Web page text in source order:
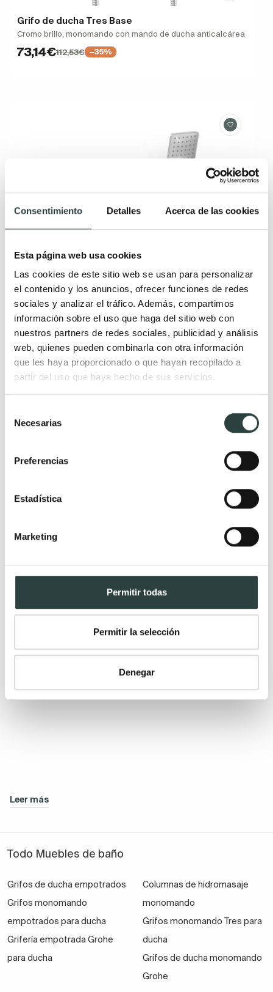
Consentimiento Detalles Acerca de las cookies
Esta página web usa cookies
Las cookies de este sitio web se usan para personalizar
el contenido y los anuncios, ofrecer funciones de redes
sociales y analizar el tráfico. Además, compartimos
información sobre el uso que haga del sitio web con
nuestros partners de redes sociales, publicidad y análisis
web, quienes pueden combinarla con otra información
que les haya proporcionado o que hayan recopilado a
partir del uso que haya hecho de sus servicios.
Necesarias
Preferencias
Estadística
Marketing
Permitir todas
Permitir la selección
Denegar
Grifo de ducha Tres Base
Cromo brillo, monomando con mando de ducha anticalcárea
73,14€112,53€ −35%
Grifo de ducha Tres Project
Monomando
Leer más
Todo Muebles de baño
Grifos de ducha empotrados
Grifos monomando
empotrados para ducha
Grifería empotrada Grohe
para ducha
Columnas de hidromasaje
monomando
Grifos monomando Tres para
ducha
Grifos de ducha monomando
Grohe